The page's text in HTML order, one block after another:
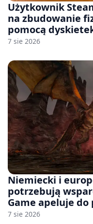
Użytkownik
na zbudowanie
pomocą
7 sie 2026
Niemiecki i
potrzebują
Game apeluje
7 sie 2026